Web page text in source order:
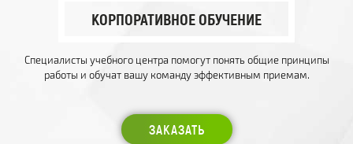
КОРПОРАТИВНОЕ ОБУЧЕНИЕ
Специалисты учебного центра помогут понять общие принципы
работы и обучат вашу команду эффективным приемам.
ЗАКАЗАТЬ